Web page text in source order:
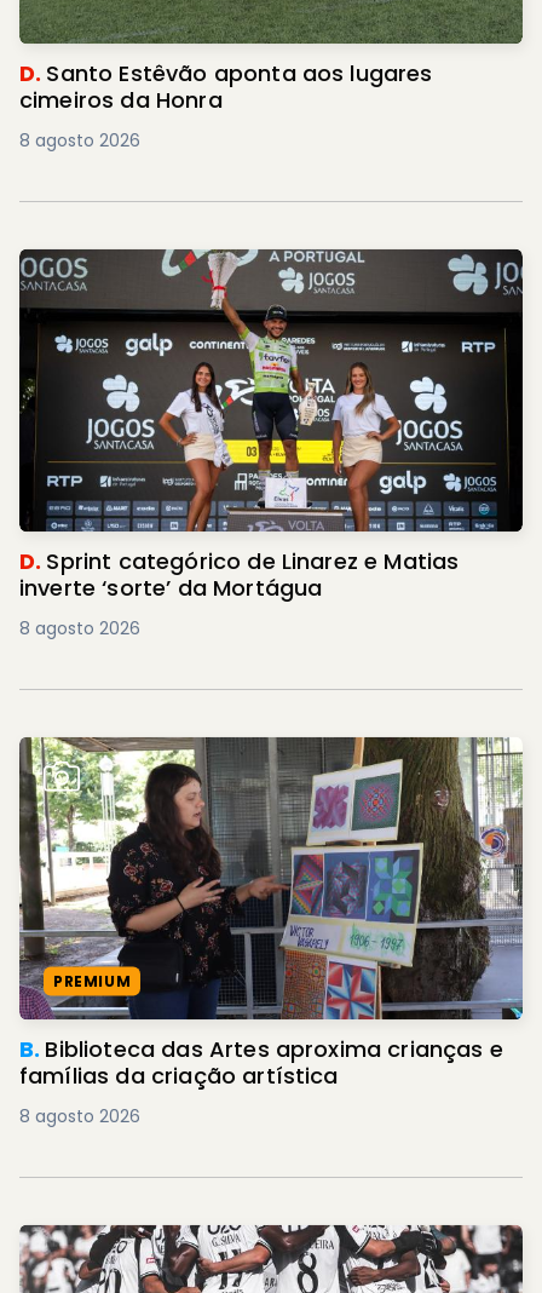
D. Santo Estêvão aponta aos lugares
cimeiros da Honra
8 agosto 2026
D. Sprint categórico de Linarez e Matias
inverte ‘sorte’ da Mortágua
8 agosto 2026
PREMIUM
B. Biblioteca das Artes aproxima crianças e
famílias da criação artística
8 agosto 2026